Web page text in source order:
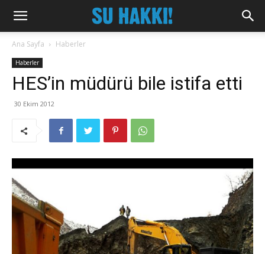
Ana Sayfa Haberler
Haberler
HES’in müdürü bile istifa etti
30 Ekim 2012